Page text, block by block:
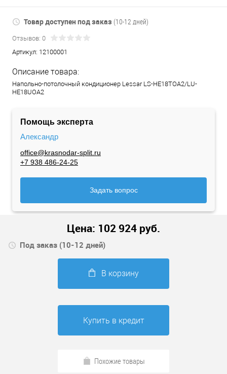
Товар доступен под заказ (10-12 дней)
Отзывов: 0
Артикул: 12100001
Описание товара:
Напольно-потолочный кондиционер Lessar LS-HE18TOA2/LU-
HE18UOA2
Помощь эксперта
Александр
office@krasnodar-split.ru
+7 938 486-24-25
Задать вопрос
Цена: 102 924 руб.
Под заказ (10-12 дней)
В корзину
Купить в кредит
Похожие товары